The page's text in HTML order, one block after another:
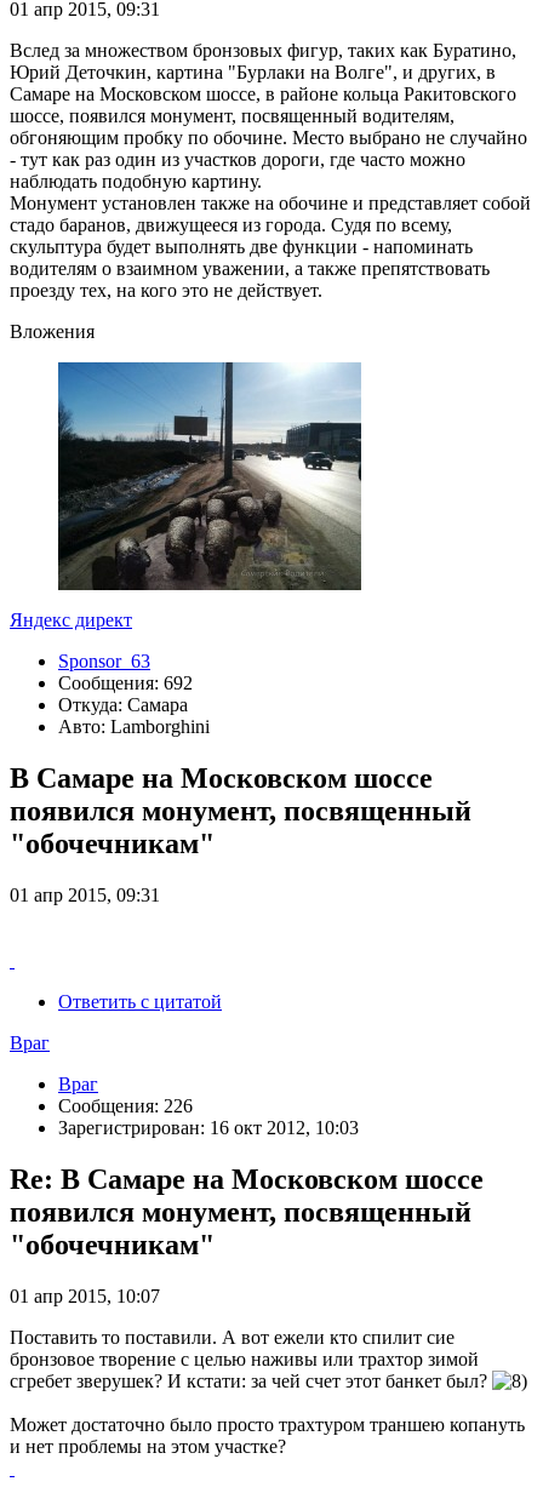
01 апр 2015, 09:31
Вслед за множеством бронзовых фигур, таких как Буратино,
Юрий Деточкин, картина "Бурлаки на Волге", и других, в
Самаре на Московском шоссе, в районе кольца Ракитовского
шоссе, появился монумент, посвященный водителям,
обгоняющим пробку по обочине. Место выбрано не случайно
- тут как раз один из участков дороги, где часто можно
наблюдать подобную картину.
Монумент установлен также на обочине и представляет собой
стадо баранов, движущееся из города. Судя по всему,
скульптура будет выполнять две функции - напоминать
водителям о взаимном уважении, а также препятствовать
проезду тех, на кого это не действует.
Вложения
Яндекс директ
Sponsor_63
Сообщения: 692
Откуда: Самара
Авто: Lamborghini
В Самаре на Московском шоссе
появился монумент, посвященный
"обочечникам"
01 апр 2015, 09:31
Ответить с цитатой
Враг
Враг
Сообщения: 226
Зарегистрирован: 16 окт 2012, 10:03
Re: В Самаре на Московском шоссе
появился монумент, посвященный
"обочечникам"
01 апр 2015, 10:07
Поставить то поставили. А вот ежели кто спилит сие
бронзовое творение с целью наживы или трахтор зимой
сгребет зверушек? И кстати: за чей счет этот банкет был?
Может достаточно было просто трахтуром траншею копануть
и нет проблемы на этом участке?